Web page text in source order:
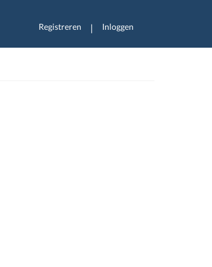
Registreren | Inloggen